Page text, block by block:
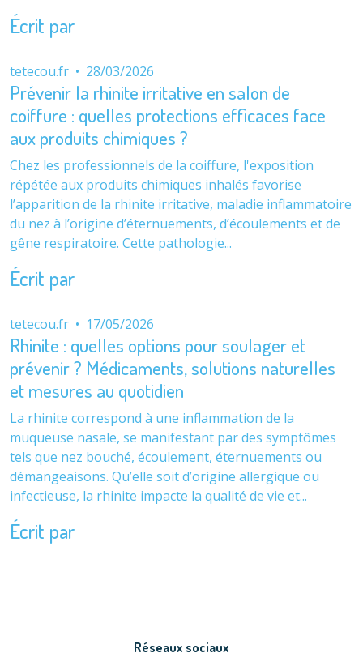
Écrit par
tetecou.fr • 28/03/2026
Prévenir la rhinite irritative en salon de
coiffure : quelles protections efficaces face
aux produits chimiques ?
Chez les professionnels de la coiffure, l'exposition
répétée aux produits chimiques inhalés favorise
l’apparition de la rhinite irritative, maladie inflammatoire
du nez à l’origine d’éternuements, d’écoulements et de
gêne respiratoire. Cette pathologie...
Écrit par
tetecou.fr • 17/05/2026
Rhinite : quelles options pour soulager et
prévenir ? Médicaments, solutions naturelles
et mesures au quotidien
La rhinite correspond à une inflammation de la
muqueuse nasale, se manifestant par des symptômes
tels que nez bouché, écoulement, éternuements ou
démangeaisons. Qu’elle soit d’origine allergique ou
infectieuse, la rhinite impacte la qualité de vie et...
Écrit par
Réseaux sociaux